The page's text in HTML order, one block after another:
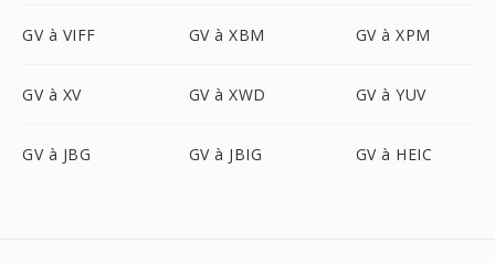
GV à VIFF GV à XBM GV à XPM
GV à XV GV à XWD GV à YUV
GV à JBG GV à JBIG GV à HEIC